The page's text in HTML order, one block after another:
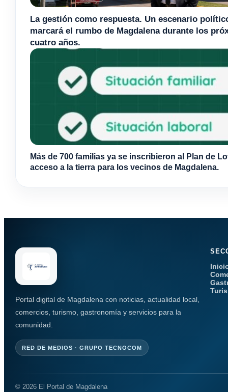
La gestión como respuesta. Un escenario
marcará el rumbo de Magdalena durante los
cuatro años.
Más de 700 familias ya se inscribieron al Plan de
acceso a la tierra para los vecinos de Magdalena.
Portal digital de Magdalena con noticias, actualidad local,
comercios, turismo, gastronomía y servicios para la
comunidad.
RED DE MEDIOS · GRUPO TECNOCOM
© 2026 El Portal de Magdalena